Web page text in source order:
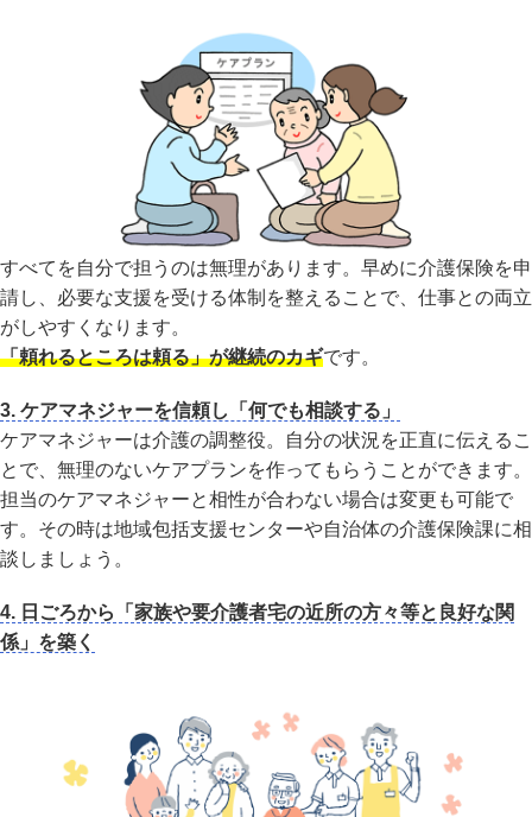
すべてを自分で担うのは無理があります。早めに介護保険を申
請し、必要な支援を受ける体制を整えることで、仕事との両立
がしやすくなります。
「頼れるところは頼る」が継続のカギです。
3. ケアマネジャーを信頼し「何でも相談する」
ケアマネジャーは介護の調整役。自分の状況を正直に伝えるこ
とで、無理のないケアプランを作ってもらうことができます。
担当のケアマネジャーと相性が合わない場合は変更も可能で
す。その時は地域包括支援センターや自治体の介護保険課に相
談しましょう。
4. 日ごろから「家族や要介護者宅の近所の方々等と良好な関
係」を築く